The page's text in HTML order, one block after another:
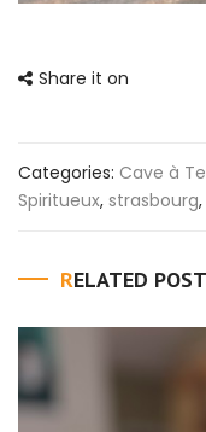
Share it on
Categories: Cave à
Spiritueux, strasbourg,
RELATED